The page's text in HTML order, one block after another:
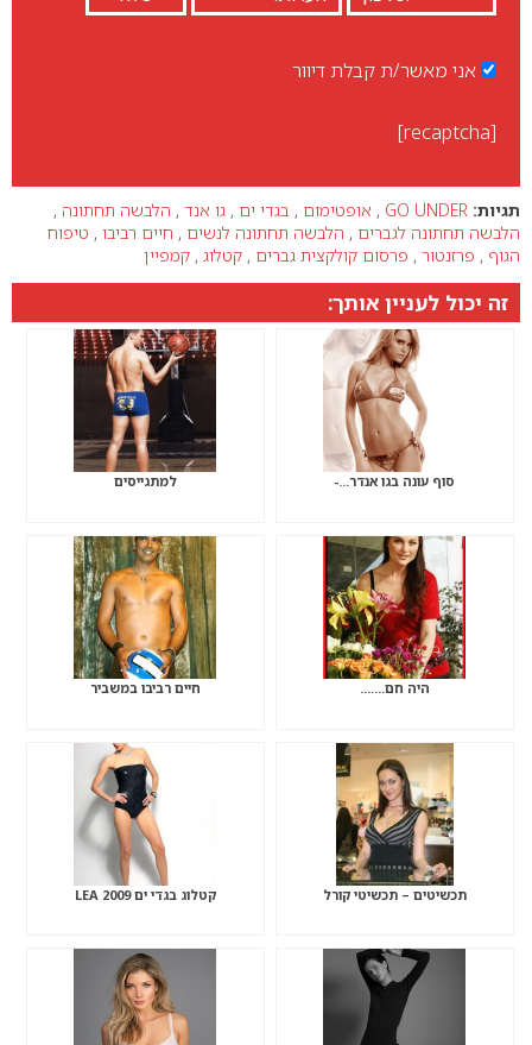
אני מאשר/ת קבלת דיוור
[recaptcha]
תגיות: GO UNDER
, אופטימום , בגדי ים , גו אנד , הלבשה תחתונה ,
הלבשה תחתונה לגברים , הלבשה תחתונה לנשים , חיים רביבו , טיפוח
הגוף , פרזנטור , פרסום קולקצית גברים , קטלוג , קמפיין
זה יכול לעניין אותך:
סוף עונה בגו אנדר…- למתגייסים
היה חם……. חיים רביבו במשביר
תכשיטים – תכשיטי קורל קטלוג בגדי ים 2009 LEA